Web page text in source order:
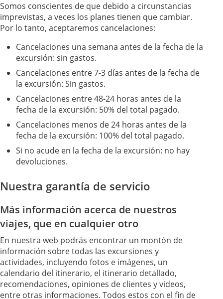
Somos conscientes de que debido a circunstancias
imprevistas, a veces los planes tienen que cambiar.
Por lo tanto, aceptaremos cancelaciones:
Cancelaciones una semana antes de la fecha de la
excursión: sin gastos.
Cancelaciones entre 7-3 días antes de la fecha de
la excursión: Sin gastos.
Cancelaciones entre 48-24 horas antes de la
fecha de la excursión: 50% del total pagado.
Cancelaciones menos de 24 horas antes de la
fecha de la excursión: 100% del total pagado.
Si no acude en la fecha de la excursión: no hay
devoluciones.
Nuestra garantía de servicio
Más información acerca de nuestros
viajes, que en cualquier otro
En nuestra web podrás encontrar un montón de
información sobre todas las excursiones y
actividades, incluyendo fotos e imágenes, un
calendario del itinerario, el itinerario detallado,
recomendaciones, opiniones de clientes y videos,
entre otras informaciones. Todos estos con el fin de